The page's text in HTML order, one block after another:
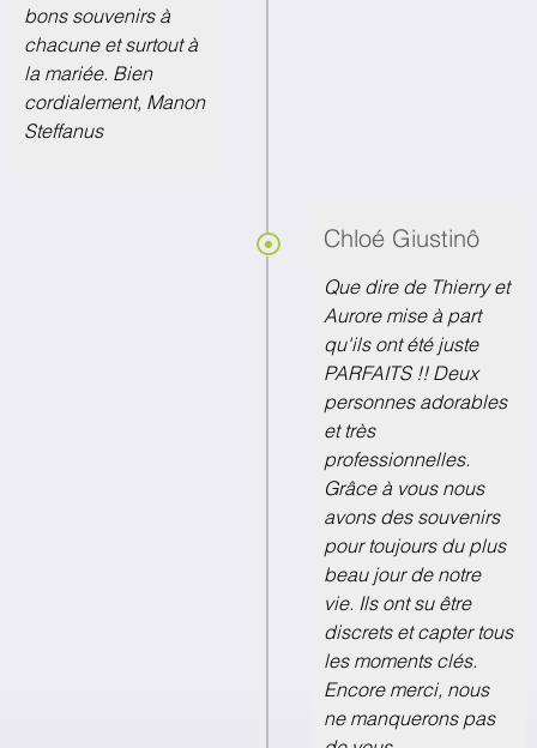
bons souvenirs à
chacune et surtout à
la mariée. Bien
cordialement, Manon
Steffanus
Chloé Giustinô
Que dire de Thierry et
Aurore mise à part
qu'ils ont été juste
PARFAITS !! Deux
personnes adorables
et très
professionnelles.
Grâce à vous nous
avons des souvenirs
pour toujours du plus
beau jour de notre
vie. Ils ont su être
discrets et capter tous
les moments clés.
Encore merci, nous
ne manquerons pas